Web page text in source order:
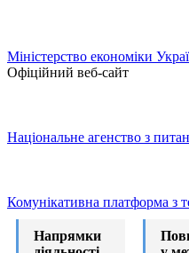
Міністерство економіки
Офіційний веб-сайт
Національне агенство з
Комунікативна платформа з
Напрямки